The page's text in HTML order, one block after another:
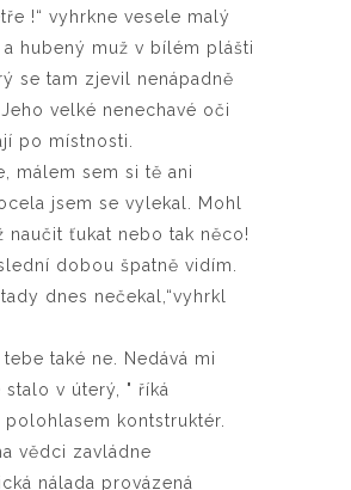
!“ vyhrkne vesele malý
hubený muž v bílém plášti
se tam zjevil nenápadně
velké nenechavé oči
po místnosti.
málem sem si tě ani
jsem se vylekal. Mohl
naučit ťukat nebo tak něco!
dobou špatně vidím.
dnes nečekal,“vyhrkl
tebe také ne. Nedává mi
stalo v úterý, " říká
polohlasem kontstruktér.
vědci zavládne
nálada provázená